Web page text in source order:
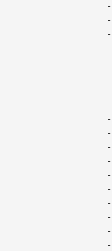
-
-
-
-
-
-
-
-
-
-
-
-
-
-
-
-
-
-